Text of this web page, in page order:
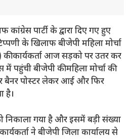
कांग्रेस पार्टी के द्वारा दिए गए हुए
के खिलाफ बीजेपी महिला मोर्चा
की कार्यकर्ता आज सड़को पर उतर कर
पहुंची बीजेपी की महिला मोर्चा की
बैनर पोस्टर लेकर आई और फिर
है।
निकाला गया है और इसमें बड़ी संख्या
ने बीजेपी जिला कार्यालय से